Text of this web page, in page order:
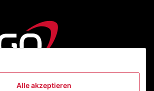
Alle akzeptieren